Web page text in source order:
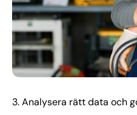
3. Analysera rätt data och